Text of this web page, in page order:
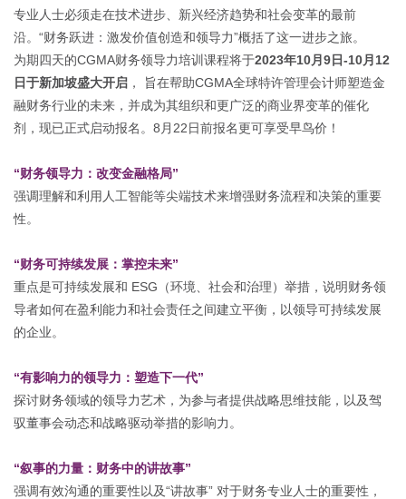
专业人士必须走在技术进步、新兴经济趋势和社会变革的最前
沿。 “财务跃进：激发价值创造和领导力”概括了这一进步之旅。
为期四天的CGMA财务领导力培训课程将于2023年10月 9日-10月 12
日于新加坡盛大开启 ， 旨在帮助CGMA全球特许管理会计师塑造金
融财务行业的未来，并成为其组织和更广泛的商业界变革的催化
剂，现已正式启动报名。 8 月 22日前报名更可享受早鸟价！
“财务领导力：改变金融格局”
强调理解和利用人工智能等尖端技术来增强财务流程和决策的重要
性。
“财务可持续发展：掌控未来”
重点是可持续发展和 ESG （环境、社会和治理）举措，说明财务领
导者如何在盈利能力和社会责任之间建立平衡，以领导可持续发展
的企业。
“有影响力的领导力：塑造下一代”
探讨财务领域的领导力艺术，为参与者提供战略思维技能，以及驾
驭董事会动态和战略驱动举措的影响力。
“叙事的力量：财务中的讲故事”
强调有效沟通的重要性以及“讲故事” 对于财务专业人士的重要性，